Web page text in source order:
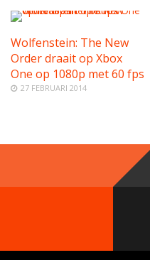
Wolfenstein: The New
Order draait op Xbox
One op 1080p met 60 fps
27 FEBRUARI 2014